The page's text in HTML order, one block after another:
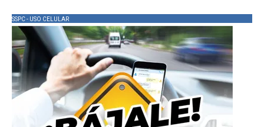
SSPC - USO CELULAR